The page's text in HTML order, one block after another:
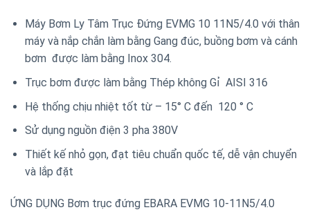
Máy Bơm Ly Tâm Trục Đứng EVMG 10 11N5/4.0 với thân
máy và nắp chắn làm bằng Gang đúc, buồng bơm và cánh
bơm được làm bằng Inox 304.
Trục bơm được làm bằng Thép không Gỉ AISI 316
Hệ thống chịu nhiệt tốt từ – 15° C đến 120 ° C
Sử dụng nguồn điện 3 pha 380V
Thiết kế nhỏ gọn, đạt tiêu chuẩn quốc tế, dễ vận chuyển
và lắp đặt
ỨNG DỤNG Bơm trục đứng EBARA EVMG 10-11N5/4.0